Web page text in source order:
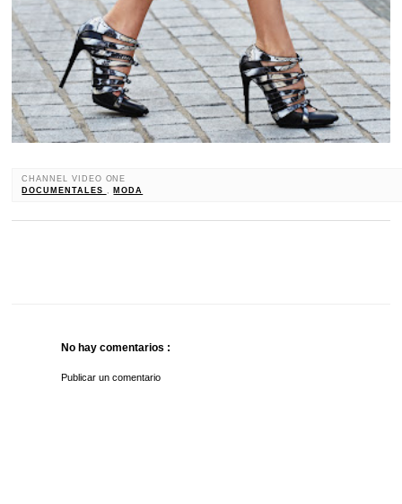
CHANNEL VIDEO ONE
DOCUMENTALES
MODA
No hay comentarios :
Publicar un comentario